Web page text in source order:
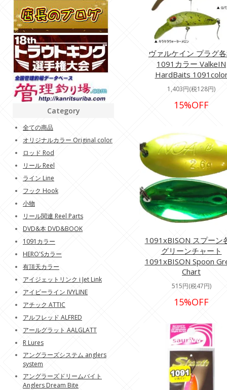
ヴァルケイン プラグ
1091カラー ValkeIN
HardBaits
1,403円(税128円)
15%OFF
1091xBISON スプーン
グリーンチャート
1091xBISON Spoon
Chart
515円(税47円)
15%OFF
Category
全ての商品
オリジナルカラー Original color
ロッド Rod
リール Reel
ライン Line
フック Hook
小物
リール関連 Reel Parts
DVD&本 DVD&BOOK
1091カラー
HERO'Sカラー
有頂天カラー
アイジェットリンク i Jet Link
アイビーライン IVYLINE
アチック ATTIC
アルフレッド ALFRED
アールグラット AALGLATT
R Lures
アングラーズシステム anglers
system
アングラーズドリームバイト
Anglers Dream Bite